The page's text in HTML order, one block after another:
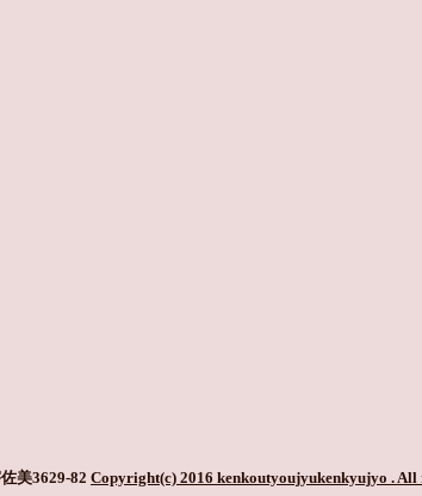
美3629-82 Copyright(c) 2016 kenkoutyoujyukenkyujyo . All